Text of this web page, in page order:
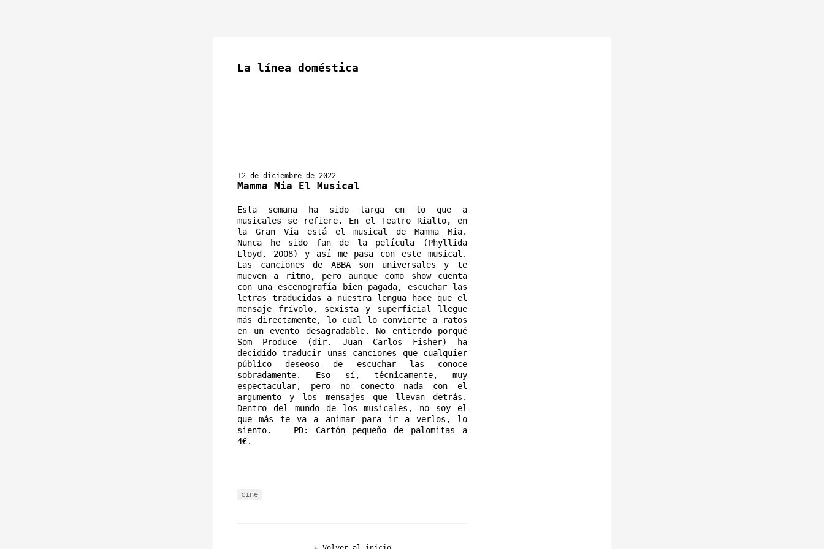
La línea doméstica
12 de diciembre de 2022
Mamma Mia El Musical
Esta semana ha sido larga en lo que a
musicales se refiere. En el Teatro Rialto, en
la Gran Vía está el musical de Mamma Mia.
Nunca he sido fan de la película (Phyllida
Lloyd, 2008) y así me pasa con este musical.
Las canciones de ABBA son universales y te
mueven a ritmo, pero aunque como show cuenta
con una escenografía bien pagada, escuchar las
letras traducidas a nuestra lengua hace que el
mensaje frívolo, sexista y superficial llegue
más directamente, lo cual lo convierte a ratos
en un evento desagradable. No entiendo porqué
Som Produce (dir. Juan Carlos Fisher) ha
decidido traducir unas canciones que cualquier
público deseoso de escuchar las conoce
sobradamente. Eso sí, técnicamente, muy
espectacular, pero no conecto nada con el
argumento y los mensajes que llevan detrás.
Dentro del mundo de los musicales, no soy el
que más te va a animar para ir a verlos, lo
siento.   PD: Cartón pequeño de palomitas a
4€.
cine